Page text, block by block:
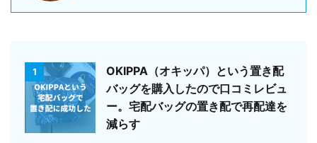
1
OKIPPA（オキッパ）という置き配
バッグを購入したので口コミレビュ
ー。宅配バッグの置き配で再配達を
減らす